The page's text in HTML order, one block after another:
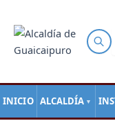
INICIO ALCALDÍA ▼
contenido
de
entradas